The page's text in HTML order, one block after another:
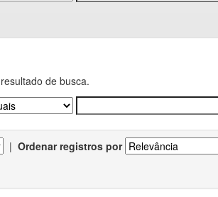
de busca.
| Ordenar registros por